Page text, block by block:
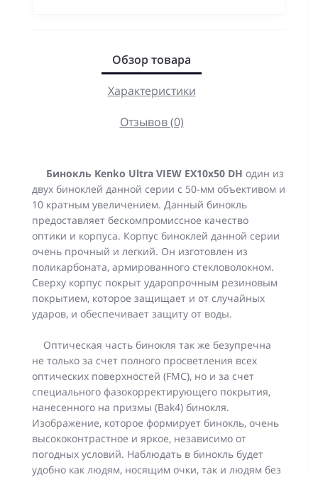
Обзор товара
Характеристики
Отзывов (0)
Бинокль Kenko Ultra VIEW EX10x50 DH один из
двух биноклей данной серии с 50-мм объективом и
10 кратным увеличением. Данный бинокль
предоставляет бескомпромиссное качество
оптики и корпуса. Корпус биноклей данной серии
очень прочный и легкий. Он изготовлен из
поликарбоната, армированного стекловолокном.
Сверху корпус покрыт ударопрочным резиновым
покрытием, которое защищает и от случайных
ударов, и обеспечивает защиту от воды.
Оптическая часть бинокля так же безупречна
не только за счет полного просветления всех
оптических поверхностей (FMC), но и за счет
специального фазокорректирующего покрытия,
нанесенного на призмы (Bak4) бинокля.
Изображение, которое формирует бинокль, очень
высококонтрастное и яркое, независимо от
погодных условий. Наблюдать в бинокль будет
удобно как людям, носящим очки, так и людям без